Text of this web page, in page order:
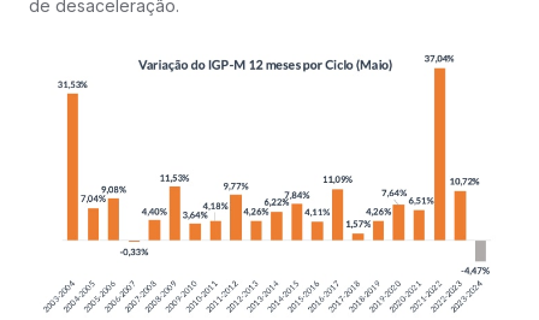
de desaceleração.